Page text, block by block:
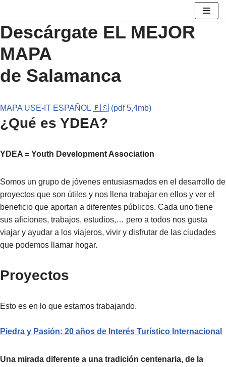
Saltar
al
contenido
Descárgate EL MEJOR
MAPA
de Salamanca
MAPA USE-IT ESPAÑOL 🇪🇸 (pdf 5,4mb)
¿Qué es YDEA?
YDEA = Youth Development Association
Somos un grupo de jóvenes entusiasmados en el desarrollo de
proyectos que son útiles y nos llena trabajar en ellos y ver el
beneficio que aportan a diferentes públicos. Cada uno tiene
sus aficiones, trabajos, estudios,… pero a todos nos gusta
viajar y ayudar a los viajeros, vivir y disfrutar de las ciudades
que podemos llamar hogar.
Proyectos
Esto es en lo que estamos trabajando.
Piedra y Pasión: 20 años de Interés Turístico Internacional
Una mirada diferente a una tradición centenaria, de la